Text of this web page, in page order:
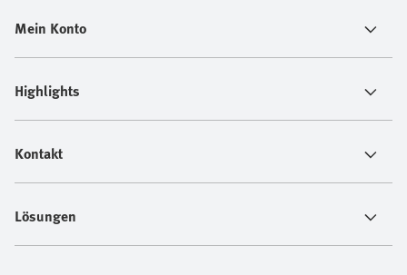
Mein Konto
Highlights
Kontakt
Lösungen